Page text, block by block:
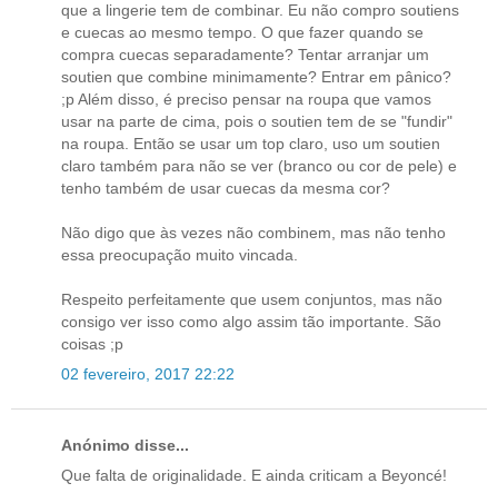
que a lingerie tem de combinar. Eu não compro soutiens
e cuecas ao mesmo tempo. O que fazer quando se
compra cuecas separadamente? Tentar arranjar um
soutien que combine minimamente? Entrar em pânico?
;p Além disso, é preciso pensar na roupa que vamos
usar na parte de cima, pois o soutien tem de se "fundir"
na roupa. Então se usar um top claro, uso um soutien
claro também para não se ver (branco ou cor de pele) e
tenho também de usar cuecas da mesma cor?
Não digo que às vezes não combinem, mas não tenho
essa preocupação muito vincada.
Respeito perfeitamente que usem conjuntos, mas não
consigo ver isso como algo assim tão importante. São
coisas ;p
02 fevereiro, 2017 22:22
Anónimo disse...
Que falta de originalidade. E ainda criticam a Beyoncé!